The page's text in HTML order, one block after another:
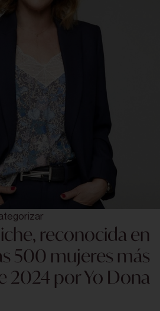
reconocida en
500 mujeres más
2024 por Yo Dona